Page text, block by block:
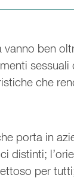
vanno ben
sessuali
che
porta in
distinti;
per